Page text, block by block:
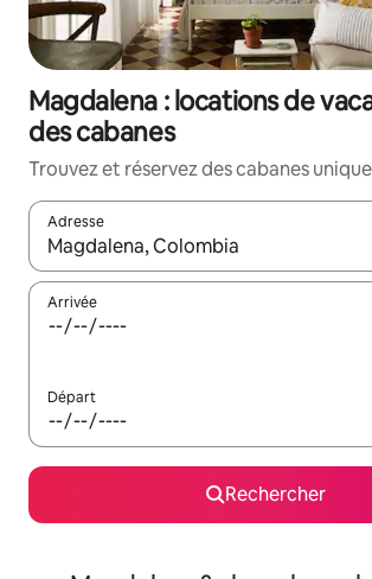
Magdalena : locations de
des cabanes
Trouvez et réservez des cabanes
Adresse
Lorsque les résultats s'affichent, utilisez
Arrivée
Départ
Rechercher